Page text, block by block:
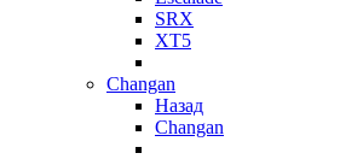
SRX
XT5
Changan
Назад
Changan